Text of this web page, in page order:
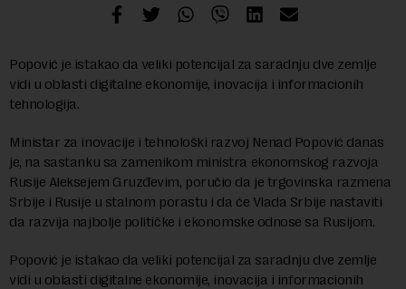
Popović je istakao da veliki potencijal za saradnju dve zemlje
vidi u oblasti digitalne ekonomije, inovacija i informacionih
tehnologija.
Ministar za inovacije i tehnološki razvoj Nenad Popović danas
je, na sastanku sa zamenikom ministra ekonomskog razvoja
Rusije Aleksejem Gruzđevim, poručio da je trgovinska razmena
Srbije i Rusije u stalnom porastu i da će Vlada Srbije nastaviti
da razvija najbolje političke i ekonomske odnose sa Rusijom.
Popović je istakao da veliki potencijal za saradnju dve zemlje
vidi u oblasti digitalne ekonomije, inovacija i informacionih